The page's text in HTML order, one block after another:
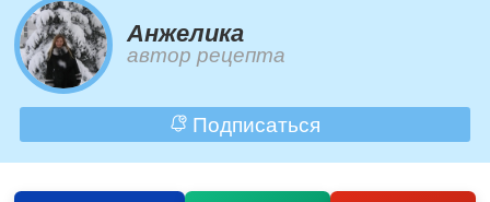
Анжелика
автор рецепта
Подписаться